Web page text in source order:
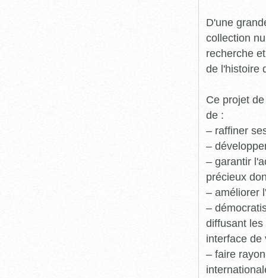
D'une
collection
recherche
de l'histoire
Ce projet
de :
– raffiner
–
– garantir
précieux
– améliorer
–
diffusant
interface de
– faire